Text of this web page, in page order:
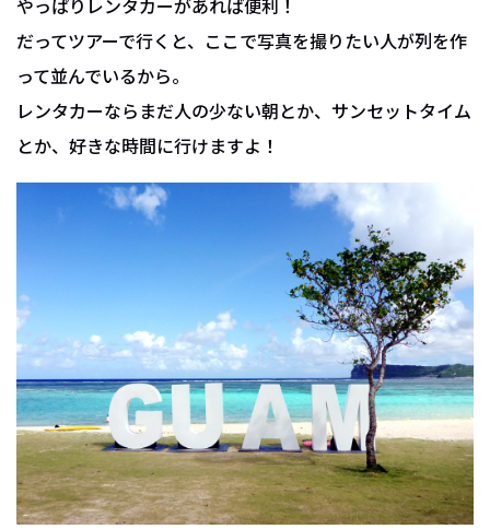
やっぱりレンタカーがあれば便利！
だってツアーで行くと、ここで写真を撮りたい人が列を作
って並んでいるから。
レンタカーならまだ人の少ない朝とか、サンセットタイム
とか、好きな時間に行けますよ！